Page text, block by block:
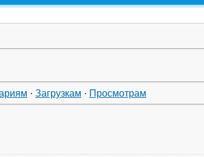
· Загрузкам · Просмотрам